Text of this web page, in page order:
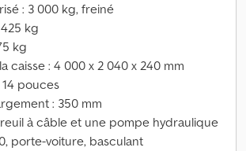
: 3 000 kg, freiné
kg
kg
caisse : 4 000 x 2 040 x 240 mm
pouces
: 350 mm
à câble et une pompe hydraulique
porte-voiture, basculant